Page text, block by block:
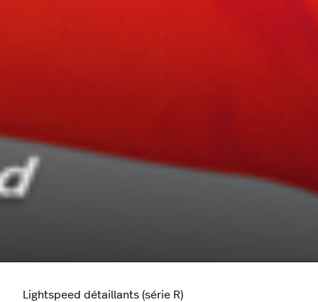
Lightspeed détaillants (série R)